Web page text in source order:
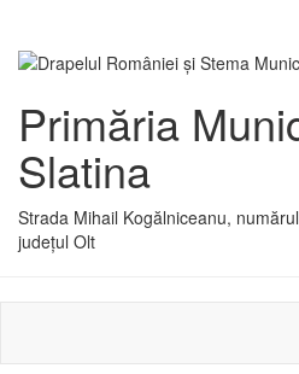
Primăria
Slatina
Strada Mihail Kogălniceanu,
județul Olt